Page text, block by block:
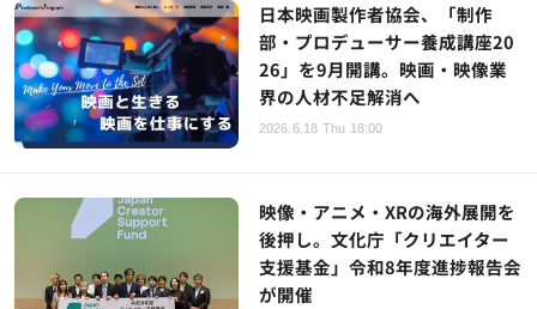
日本映画製作者協会、「制作
部・プロデューサー養成講座20
26」を9月開講。映画・映像業
界の人材不足解消へ
2026.6.18 Thu 18:00
映像・アニメ・XRの海外展開を
後押し。文化庁「クリエイター
支援基金」令和8年度進捗報告会
が開催